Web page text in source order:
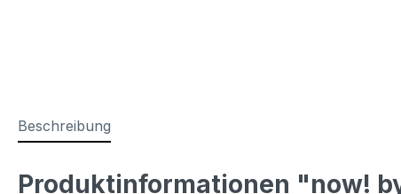
Beschreibung
Produktinformationen "now!